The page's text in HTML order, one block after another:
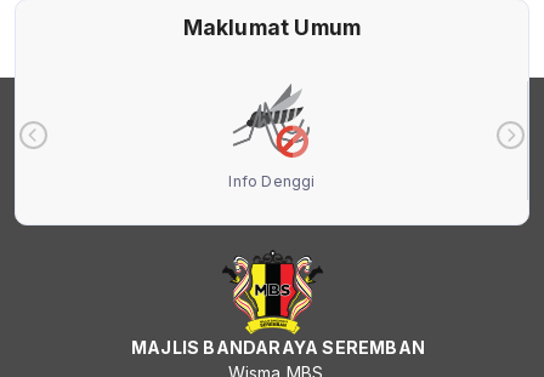
Maklumat Umum
Info Denggi
MAJLIS BANDARAYA SEREMBAN
Wisma MBS,